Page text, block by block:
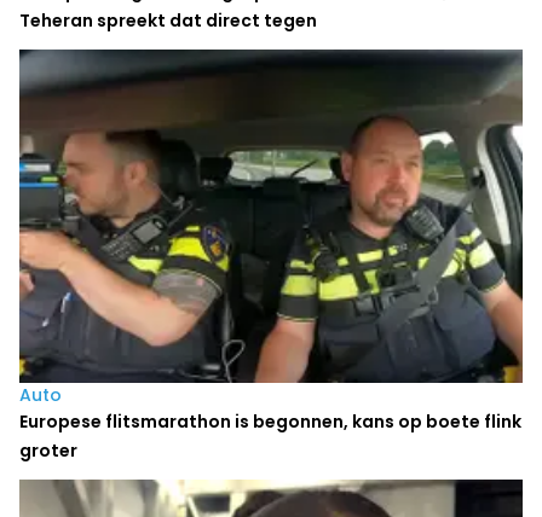
Teheran spreekt dat direct tegen
Auto
Europese flitsmarathon is begonnen, kans op boete flink
groter